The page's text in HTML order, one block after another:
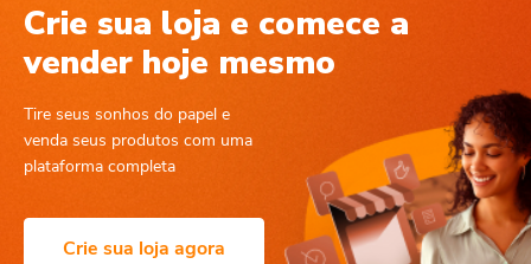
Crie sua loja e comece a
vender hoje mesmo
Tire seus sonhos do papel e
venda seus produtos com uma
plataforma completa
Crie sua loja agora